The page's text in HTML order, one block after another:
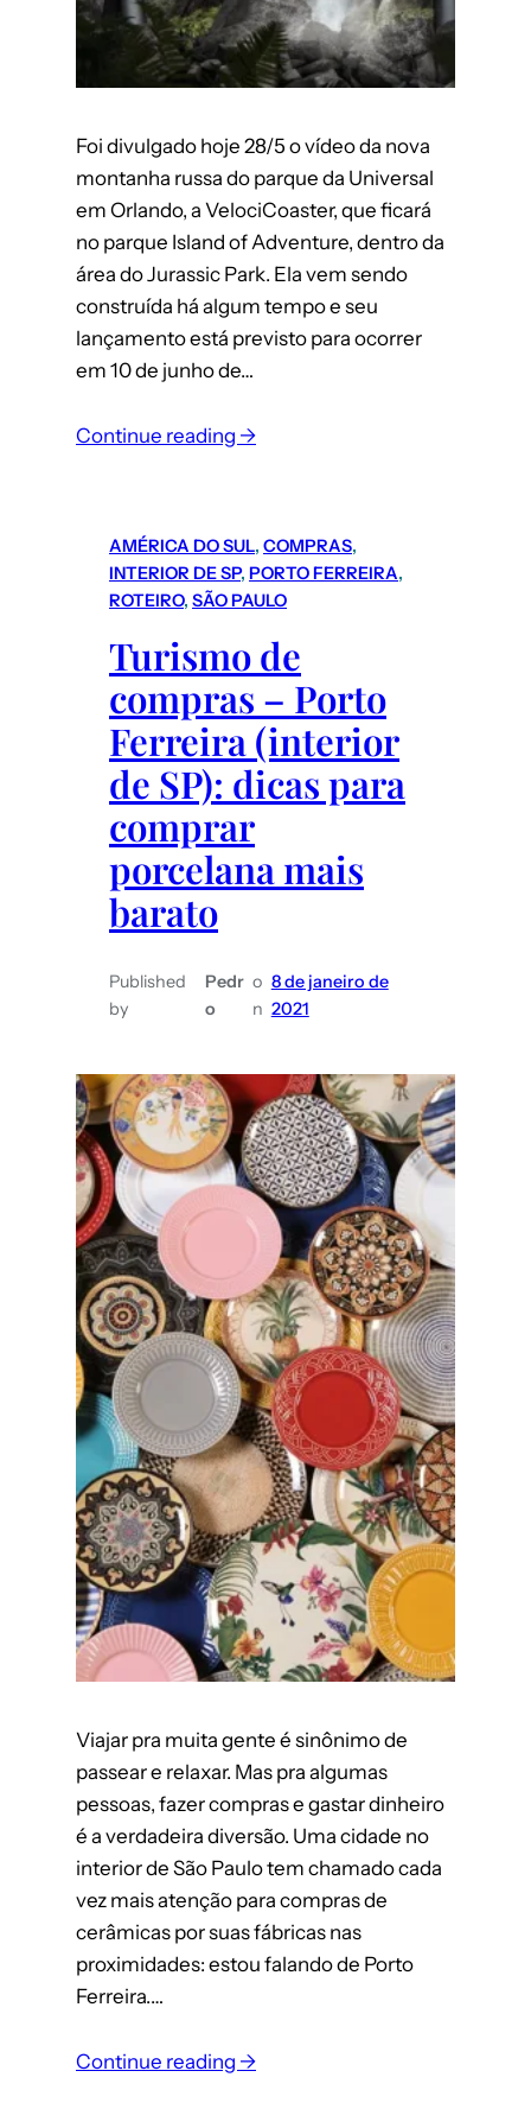
Foi divulgado hoje 28/5 o vídeo da nova
montanha russa do parque da Universal
em Orlando, a VelociCoaster, que ficará
no parque Island of Adventure, dentro da
área do Jurassic Park. Ela vem sendo
construída há algum tempo e seu
lançamento está previsto para ocorrer
em 10 de junho de…
Continue reading →
AMÉRICA DO SUL, COMPRAS
INTERIOR DE SP, PORTO FERREIRA
ROTEIRO, SÃO PAULO
Turismo de
compras – Porto
Ferreira (interior
de SP): dicas para
comprar
porcelana mais
barato
Published
by
Pedr
o
o
n
8 de janeiro de
2021
Viajar pra muita gente é sinônimo de
passear e relaxar. Mas pra algumas
pessoas, fazer compras e gastar dinheiro
é a verdadeira diversão. Uma cidade no
interior de São Paulo tem chamado cada
vez mais atenção para compras de
cerâmicas por suas fábricas nas
proximidades: estou falando de Porto
Ferreira.…
Continue reading →